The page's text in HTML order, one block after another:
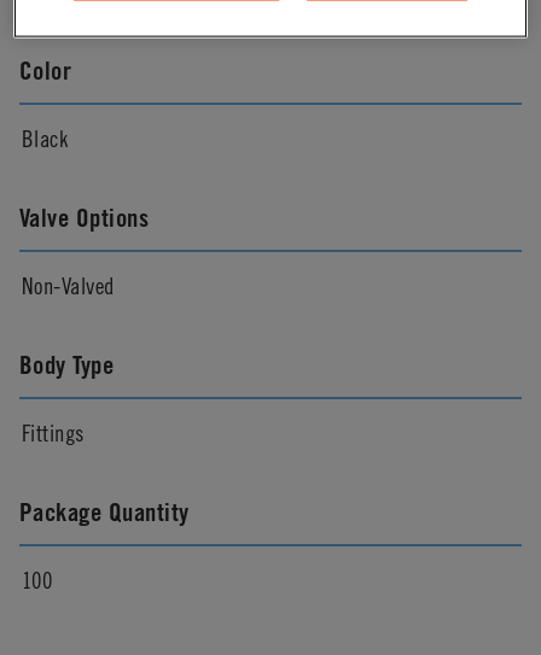
Color
Black
Valve Options
Non-Valved
Body Type
Fittings
Package Quantity
100